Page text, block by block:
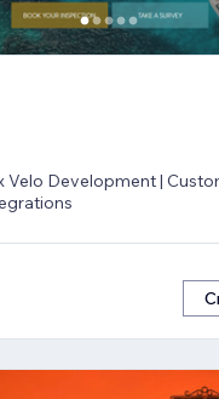
Velo Development |